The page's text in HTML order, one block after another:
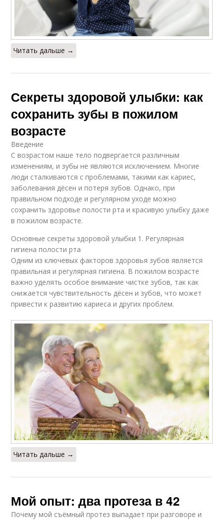
Читать дальше →
Секреты здоровой улыбки: как
сохранить зубы в пожилом
возрасте
Введение
С возрастом наше тело подвергается различным
изменениям, и зубы не являются исключением. Многие
люди сталкиваются с проблемами, такими как кариес,
заболевания дёсен и потеря зубов. Однако, при
правильном подходе и регулярном уходе можно
сохранить здоровье полости рта и красивую улыбку даже
в пожилом возрасте.
Основные секреты здоровой улыбки 1. Регулярная
гигиена полости рта
Одним из ключевых факторов здоровья зубов является
правильная и регулярная гигиена. В пожилом возрасте
важно уделять особое внимание чистке зубов, так как
снижается чувствительность дёсен и зубов, что может
привести к развитию кариеса и других проблем.
Читать дальше →
Мой опыт: два протеза в 42
Почему мой съёмный протез выпадает при разговоре и